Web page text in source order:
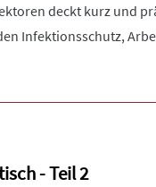
deckt kurz und
Infektionsschutz,
- Teil 2